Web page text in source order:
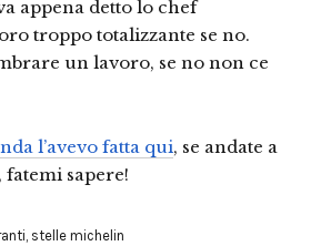
appena detto lo chef
troppo totalizzante se no.
un lavoro, se no non ce
l’avevo fatta qui, se andate a
sapere!
, stelle michelin